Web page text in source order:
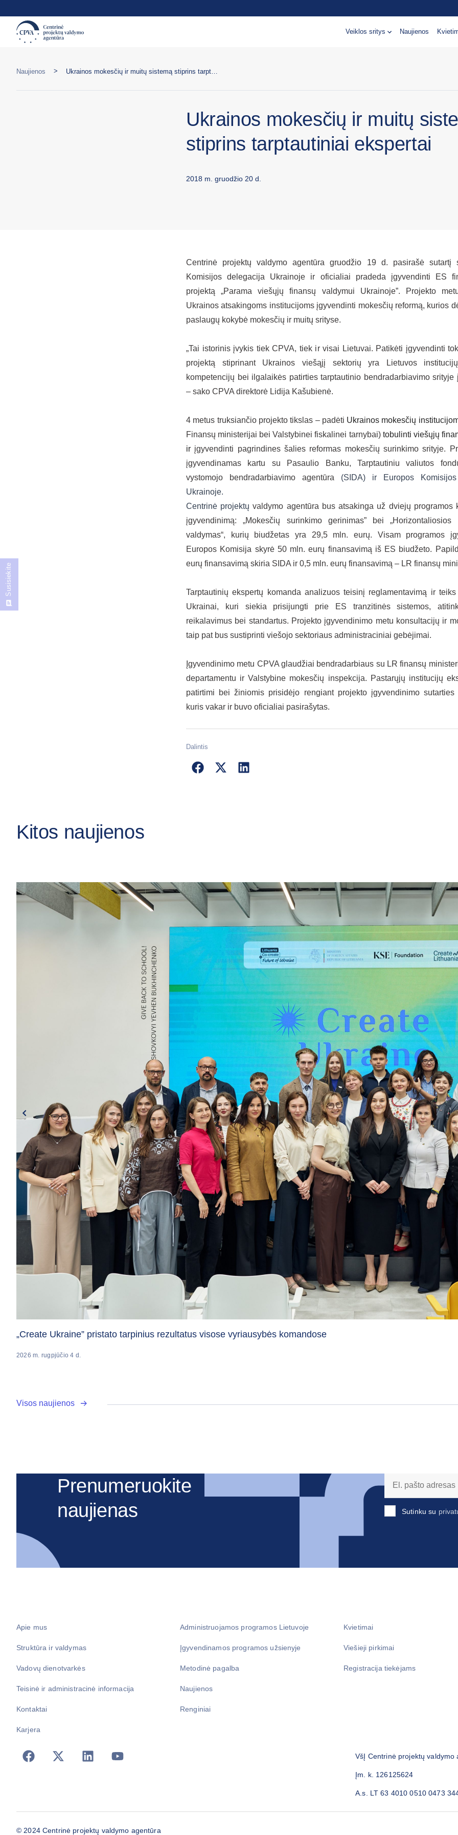
Veiklos sritys Naujienos
Naujienos >
Ukrainos mokesčių ir muitų
stiprins tarptautiniai ekspertai
2018 m. gruodžio 20 d.
Centrinė projektų valdymo agentūra gruodžio 19 d. pasirašė sutartį
Komisijos delegacija Ukrainoje ir oficialiai pradeda įgyvendinti ES
projektą „Parama viešųjų finansų valdymui Ukrainoje”. Projekto
Ukrainos atsakingoms institucijoms įgyvendinti mokesčių reformą, kurios
paslaugų kokybė mokesčių ir muitų srityse.
„Tai istorinis įvykis tiek CPVA, tiek ir visai Lietuvai. Patikėti įgyvendinti
projektą stiprinant Ukrainos viešąjį sektorių yra Lietuvos
kompetencijų bei ilgalaikės patirties tarptautinio bendradarbiavimo srityje
– sako CPVA direktorė Lidija Kašubienė.
4 metus truksiančio projekto tikslas – padėti Ukrainos mokesčių
Finansų ministerijai bei Valstybinei fiskalinei tarnybai)tobulinti viešųjų
ir įgyvendinti pagrindines šalies reformas mokesčių surinkimo srityje.
įgyvendinamas kartu su Pasaulio Banku, Tarptautiniu valiutos
vystomojo bendradarbiavimo agentūra
(SIDA) ir
Europos
Ukrainoje.
Centrinė projektųvaldymo agentūra bus atsakinga už dviejų programos
įgyvendinimą: „Mokesčių surinkimo gerinimas” bei
valdymas“, kurių biudžetas yra 29,5 mln. eurų. Visam programos
Europos Komisija skyrė 50mln. eurų finansavimą iš ES biudžeto.
eurų finansavimą skiria SIDA ir 0,5 mln. eurų finansavimą – LR finansų
Tarptautinių ekspertų komanda analizuos teisinį reglamentavimą ir
Ukrainai, kuri siekia prisijungti prie ES tranzitinės sistemos,
reikalavimus bei standartus. Projekto įgyvendinimo metu konsultacijų ir
taip pat bus sustiprinti viešojo sektoriaus administraciniai gebėjimai.
Įgyvendinimo metu CPVA glaudžiai bendradarbiaus su LR finansų
departamentu ir Valstybine mokesčių inspekcija. Pastarųjų institucijų
patirtimi bei žiniomis prisidėjo rengiant projekto įgyvendinimo sutarties
kuris vakar ir buvo oficialiai pasirašytas.
Dalintis
Kitos naujienos
„Create Ukraine” pristato tarpinius rezultatus visose vyriausybės komandose
2026 m. rugpjūčio 4 d.
Visos naujienos
Prenumeruokite
naujienas
Sutinku su
Apie mus
Struktūra ir valdymas
Vadovų dienotvarkės
Teisinė ir administracinė informacija
Kontaktai
Karjera
Administruojamos programos Lietuvoje
Įgyvendinamos programos užsienyje
Metodinė pagalba
Naujienos
Renginiai
Kvietimai
Viešieji pirkimai
Registracija tiekėjams
VšĮ Centrinė projektų valdymo
Įm. k. 126125624
A.s. LT 63 4010 0510 0473
Susisiekite
© 2024 Centrinė projektų valdymo agentūra